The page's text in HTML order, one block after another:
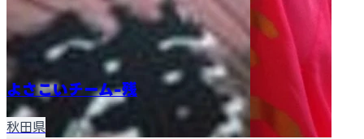
よさこいチーム-残
秋田県